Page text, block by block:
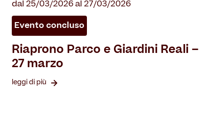
dal 25/03/2026 al 27/03/2026
Evento concluso
Riaprono Parco e Giardini Reali –
27 marzo
leggi di più